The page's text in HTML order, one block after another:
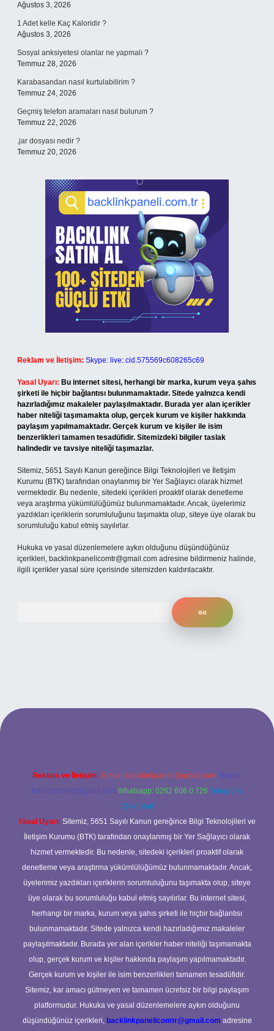
Ağustos 3, 2026
1 Adet kelle Kaç Kaloridir ?
Ağustos 3, 2026
Sosyal anksiyetesi olanlar ne yapmalı ?
Temmuz 28, 2026
Karabasandan nasıl kurtulabilirim ?
Temmuz 24, 2026
Geçmiş telefon aramaları nasıl bulurum ?
Temmuz 22, 2026
.jar dosyası nedir ?
Temmuz 20, 2026
Reklam ve İletişim: Skype: live:.cid.575569c608265c69
Yasal Uyarı: Bu internet sitesi, herhangi bir marka, kurum veya şahıs
şirketi ile hiçbir bağlantısı bulunmamaktadır. Sitede yalnızca kendi
hazırladığımız makaleler paylaşılmaktadır. Burada yer alan içerikler
haber niteliği taşımamakta olup, gerçek kurum ve kişiler hakkında
paylaşım yapılmamaktadır. Gerçek kurum ve kişiler ile isim
benzerlikleri tamamen tesadüfidir. Sitemizdeki bilgiler taslak
halindedir ve tavsiye niteliği taşımazlar.
Sitemiz, 5651 Sayılı Kanun gereğince Bilgi Teknolojileri ve İletişim
Kurumu (BTK) tarafından onaylanmış bir Yer Sağlayıcı olarak hizmet
vermektedir. Bu nedenle, sitedeki içerikleri proaktif olarak denetleme
veya araştırma yükümlülüğümüz bulunmamaktadır. Ancak, üyelerimiz
yazdıkları içeriklerin sorumluluğunu taşımakta olup, siteye üye olarak bu
sorumluluğu kabul etmiş sayılırlar.
Hukuka ve yasal düzenlemelere aykırı olduğunu düşündüğünüz
içerikleri, backlinkpanelicomtr@gmail.com adresine bildirmeniz halinde,
ilgili içerikler yasal süre içerisinde sitemizden kaldırılacaktır.
yeni giriş adresi
Reklam ve İletişim: E-mail: backlinkpaneli@gmail.com Teams:
forumhizmeti@gmail.com Whatsapp: 0262 606 0 726 Telegram:
@karabul
Yasal Uyarı: Sitemiz, 5651 Sayılı Kanun gereğince Bilgi Teknolojileri ve
İletişim Kurumu (BTK) tarafından onaylanmış bir Yer Sağlayıcı olarak
hizmet vermektedir. Bu nedenle, sitedeki içerikleri proaktif olarak
denetleme veya araştırma yükümlülüğümüz bulunmamaktadır. Ancak,
üyelerimiz yazdıkları içeriklerin sorumluluğunu taşımakta olup, siteye
üye olarak bu sorumluluğu kabul etmiş sayılırlar. Bu internet sitesi,
herhangi bir marka, kurum veya şahıs şirketi ile hiçbir bağlantısı
bulunmamaktadır. Sitede yalnızca kendi hazırladığımız makaleler
paylaşılmaktadır. Burada yer alan içerikler haber niteliği taşımamakta
olup, gerçek kurum ve kişiler hakkında paylaşım yapılmamaktadır.
Gerçek kurum ve kişiler ile isim benzerlikleri tamamen tesadüfidir.
Sitemiz, kar amacı gütmeyen ve tamamen ücretsiz bir bilgi paylaşım
platformudur. Hukuka ve yasal düzenlemelere aykırı olduğunu
düşündüğünüz içerikleri, backlinkpanelicomtr@gmail.com adresine